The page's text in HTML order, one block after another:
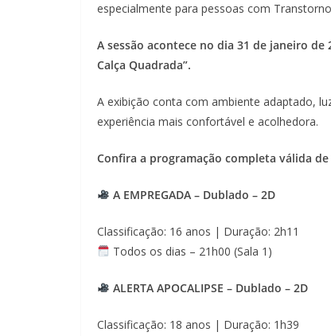
especialmente para pessoas com
A sessão acontece no dia 31 de janeiro de
Calça Quadrada”.
A exibição conta com ambiente adaptado,
experiência mais confortável e acolhedora.
Confira a programação completa válida de
A EMPREGADA – Dublado – 2D
Classificação: 16 anos | Duração: 2h11
Todos os dias – 21h00 (Sala 1)
ALERTA APOCALIPSE – Dublado – 2D
Classificação: 18 anos | Duração: 1h39